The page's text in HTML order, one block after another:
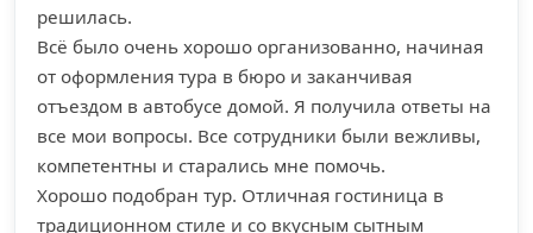
решилась.
Всё было очень хорошо организованно, начиная
от оформления тура в бюро и заканчивая
отъездом в автобусе домой. Я получила ответы на
все мои вопросы. Все сотрудники были вежливы,
компетентны и старались мне помочь.
Хорошо подобран тур. Отличная гостиница в
традиционном стиле и со вкусным сытным